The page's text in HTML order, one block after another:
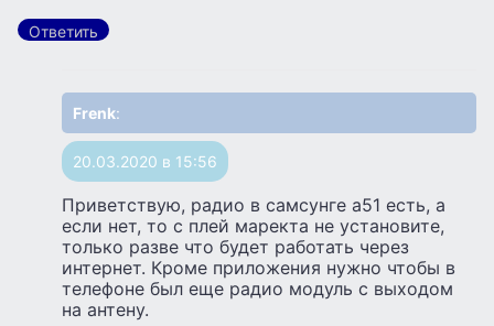
Ответить
Frenk:
20.03.2020 в 15:56
Приветствую, радио в самсунге а51 есть, а
если нет, то с плей маректа не установите,
только разве что будет работать через
интернет. Кроме приложения нужно чтобы в
телефоне был еще радио модуль с выходом
на антену.